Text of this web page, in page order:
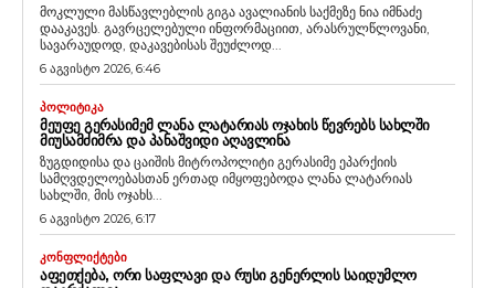
მოკლული მასწავლებლის გიგა ავალიანის საქმეზე ნია იმნაძე
დააკავეს. გავრცელებული ინფორმაციით, არასრულწლოვანი,
სავარაუდოდ, დაკავებისას შეუძლოდ...
6 აგვისტო 2026, 6:46
ᲞᲝᲚᲘᲢᲘᲙᲐ
ᲛᲔᲣᲤᲔ ᲒᲔᲠᲐᲡᲘᲛᲔᲛ ᲚᲐᲜᲐ ᲚᲐᲢᲐᲠᲘᲐᲡ ᲝᲯᲐᲮᲘᲡ ᲬᲔᲕᲠᲔᲑᲡ ᲡᲐᲮᲚᲨᲘ
ᲛᲘᲣᲡᲐᲛᲫᲘᲛᲠᲐ ᲓᲐ ᲞᲐᲜᲐᲨᲕᲘᲓᲘ ᲐᲦᲐᲕᲚᲘᲜᲐ
ზუგდიდისა და ცაიშის მიტროპოლიტი გერასიმე ეპარქიის
სამღვდელოებასთან ერთად იმყოფებოდა ლანა ლატარიას
სახლში, მის ოჯახს...
6 აგვისტო 2026, 6:17
ᲙᲝᲜᲤᲚᲘᲥᲢᲔᲑᲘ
ᲐᲤᲔᲗᲥᲔᲑᲐ, ᲝᲠᲘ ᲡᲐᲤᲚᲐᲕᲘ ᲓᲐ ᲠᲣᲡᲘ ᲒᲔᲜᲔᲠᲚᲘᲡ ᲡᲐᲘᲓᲣᲛᲚᲝ